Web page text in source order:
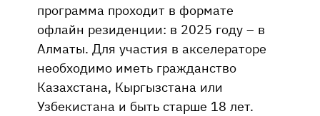
программа проходит в формате
офлайн резиденции: в 2025 году – в
Алматы. Для участия в акселераторе
необходимо иметь гражданство
Казахстана, Кыргызстана или
Узбекистана и быть старше 18 лет.